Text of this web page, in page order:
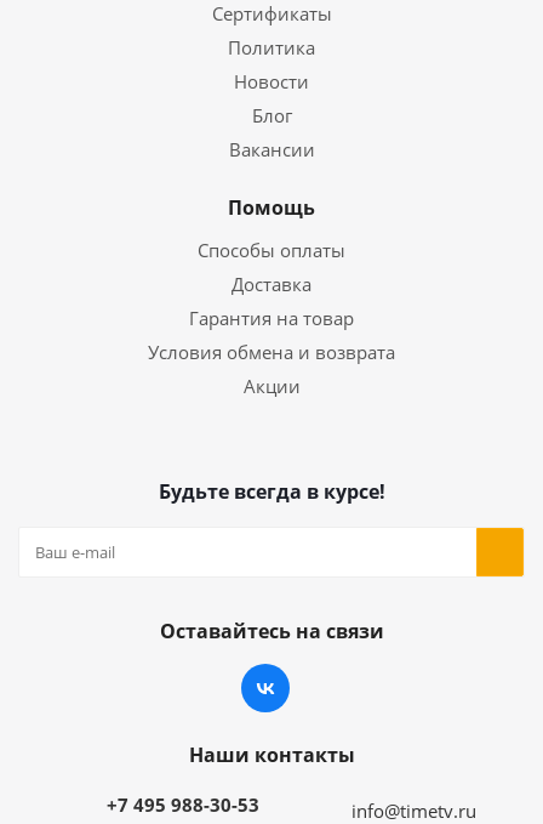
Сертификаты
Политика
Новости
Блог
Вакансии
Помощь
Способы оплаты
Доставка
Гарантия на товар
Условия обмена и возврата
Акции
Будьте всегда в курсе!
Оставайтесь на связи
Наши контакты
+7 495 988-30-53 info@timetv.ru